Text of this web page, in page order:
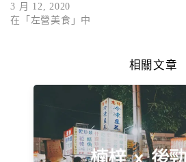
3 月 12, 2020
在「左營美食」中
相關文章